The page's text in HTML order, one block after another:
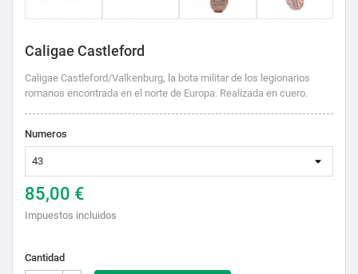
Caligae Castleford
Caligae Castleford/Valkenburg, la bota militar de los legionarios
romanos encontrada en el norte de Europa. Realizada en cuero.
Numeros
85,00 €
Impuestos incluidos
Cantidad